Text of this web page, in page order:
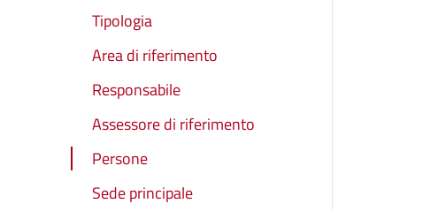
Tipologia
Area di riferimento
Responsabile
Assessore di riferimento
Persone
Sede principale